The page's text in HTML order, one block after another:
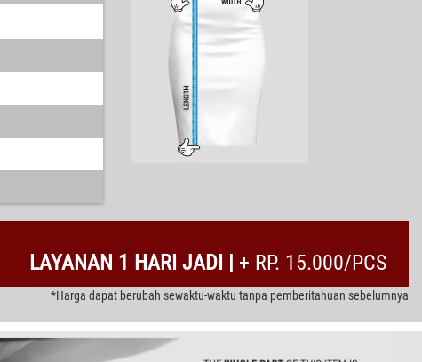
LAYANAN 1 HARI JADI | + RP. 15.000/PCS
*Harga dapat berubah sewaktu-waktu tanpa pemberitahuan sebelumnya